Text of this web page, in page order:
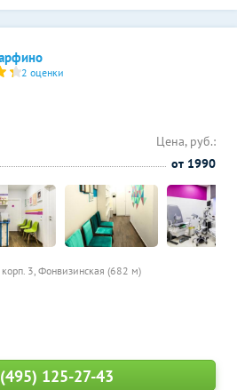
2 оценки
3, Фонвизинская (682 м)
Цена, руб.:
от 1990
125-27-43